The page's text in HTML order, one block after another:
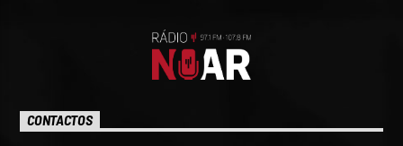
CONTACTOS